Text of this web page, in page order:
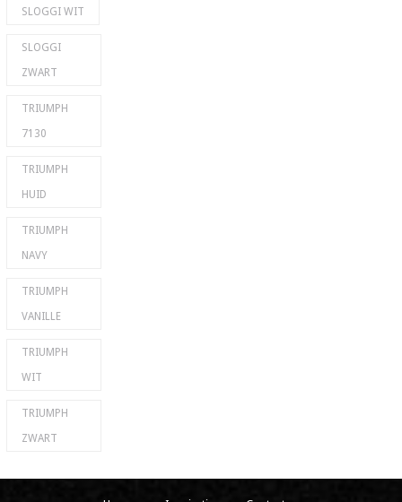
SLOGGI WIT
SLOGGI
ZWART
TRIUMPH
7130
TRIUMPH
HUID
TRIUMPH
NAVY
TRIUMPH
VANILLE
TRIUMPH
WIT
TRIUMPH
ZWART